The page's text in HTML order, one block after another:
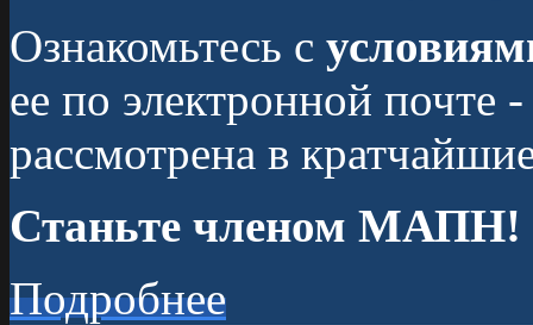
Ознакомьтесь с
ее по электронной почте
рассмотрена в
Станьте членом МАПН!
Подробнее